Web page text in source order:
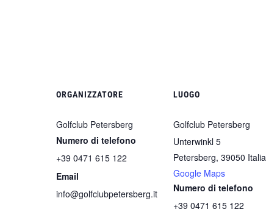
ORGANIZZATORE
Golfclub Petersberg
Numero di telefono
+39 0471 615 122
Email
info@golfclubpetersberg.it
LUOGO
Golfclub Petersberg
Unterwinkl 5
Petersberg, 39050 Italia
Google Maps
Numero di telefono
+39 0471 615 122